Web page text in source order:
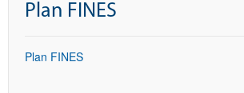
Plan FINES
Plan FINES